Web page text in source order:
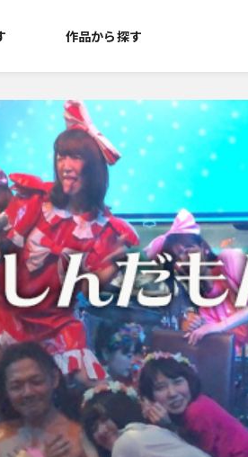
作品から探す